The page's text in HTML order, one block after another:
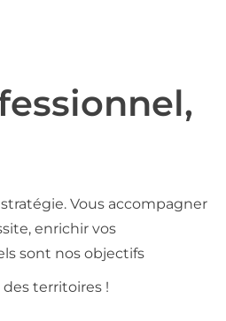
Vous accompagner
enrichir vos
sont nos objectifs
territoires !